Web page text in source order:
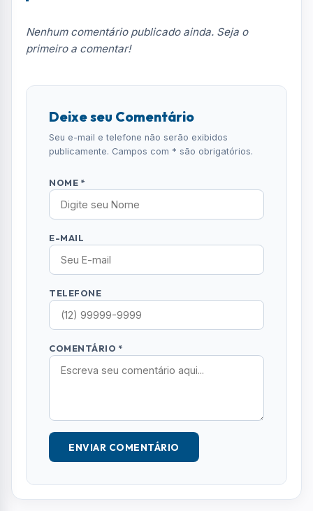
COMENTÁRIO *
ENVIAR COMENTÁRIO
Mais Lidas
empreendedores da gastronomia em SJC
02 Mãe e filha denunciam líder religioso por
abusos sexuais em Jacareí
03EDP faz operação especial para reduzir
impactos do ciclone